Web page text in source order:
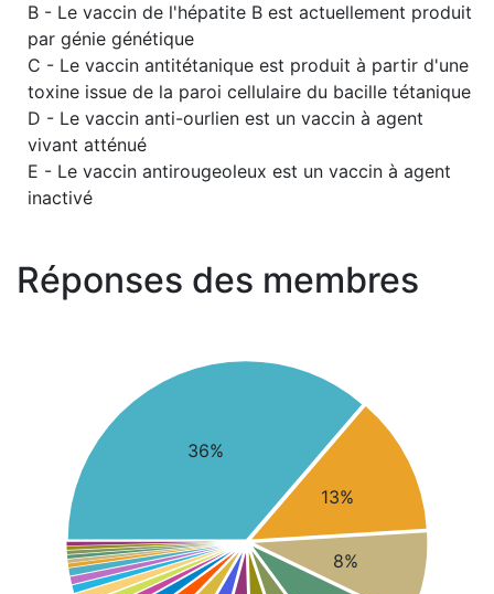
B - Le vaccin de l'hépatite B est actuellement produit
par génie génétique
C - Le vaccin antitétanique est produit à partir d'une
toxine issue de la paroi cellulaire du bacille tétanique
D - Le vaccin anti-ourlien est un vaccin à agent
vivant atténué
E - Le vaccin antirougeoleux est un vaccin à agent
inactivé
Réponses des membres
36%
13%
8%